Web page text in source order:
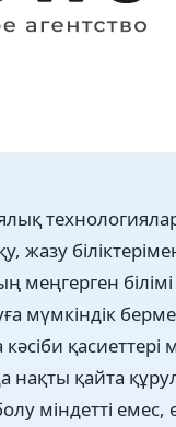
жазу
меңгерген
қайта
міндетті емес,